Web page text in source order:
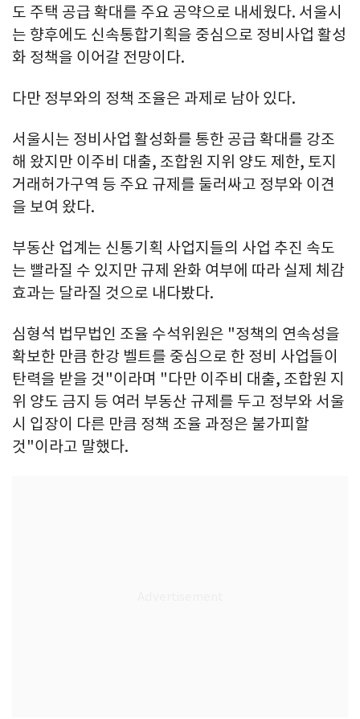
도 주택 공급 확대를 주요 공약으로 내세웠다. 서울시
는 향후에도 신속통합기획을 중심으로 정비사업 활성
화 정책을 이어갈 전망이다.
다만 정부와의 정책 조율은 과제로 남아 있다.
서울시는 정비사업 활성화를 통한 공급 확대를 강조
해 왔지만 이주비 대출, 조합원 지위 양도 제한, 토지
거래허가구역 등 주요 규제를 둘러싸고 정부와 이견
을 보여 왔다.
부동산 업계는 신통기획 사업지들의 사업 추진 속도
는 빨라질 수 있지만 규제 완화 여부에 따라 실제 체감
효과는 달라질 것으로 내다봤다.
심형석 법무법인 조율 수석위원은 "정책의 연속성을
확보한 만큼 한강 벨트를 중심으로 한 정비 사업들이
탄력을 받을 것"이라며 "다만 이주비 대출, 조합원 지
위 양도 금지 등 여러 부동산 규제를 두고 정부와 서울
시 입장이 다른 만큼 정책 조율 과정은 불가피할
것"이라고 말했다.